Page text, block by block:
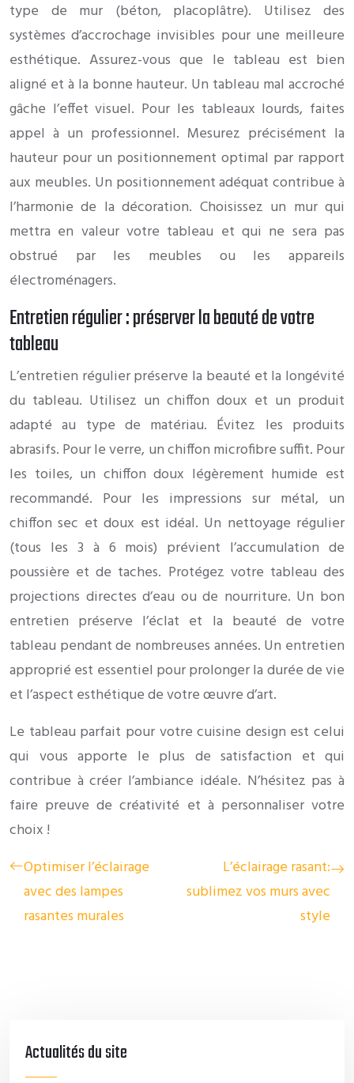
type de mur (béton, placoplâtre). Utilisez des
systèmes d’accrochage invisibles pour une meilleure
esthétique. Assurez-vous que le tableau est bien
aligné et à la bonne hauteur. Un tableau mal accroché
gâche l’effet visuel. Pour les tableaux lourds, faites
appel à un professionnel. Mesurez précisément la
hauteur pour un positionnement optimal par rapport
aux meubles. Un positionnement adéquat contribue à
l’harmonie de la décoration. Choisissez un mur qui
mettra en valeur votre tableau et qui ne sera pas
obstrué par les meubles ou les appareils
électroménagers.
Entretien régulier : préserver la beauté de votre
tableau
L’entretien régulier préserve la beauté et la longévité
du tableau. Utilisez un chiffon doux et un produit
adapté au type de matériau. Évitez les produits
abrasifs. Pour le verre, un chiffon microfibre suffit. Pour
les toiles, un chiffon doux légèrement humide est
recommandé. Pour les impressions sur métal, un
chiffon sec et doux est idéal. Un nettoyage régulier
(tous les 3 à 6 mois) prévient l’accumulation de
poussière et de taches. Protégez votre tableau des
projections directes d’eau ou de nourriture. Un bon
entretien préserve l’éclat et la beauté de votre
tableau pendant de nombreuses années. Un entretien
approprié est essentiel pour prolonger la durée de vie
et l’aspect esthétique de votre œuvre d’art.
Le tableau parfait pour votre cuisine design est celui
qui vous apporte le plus de satisfaction et qui
contribue à créer l’ambiance idéale. N’hésitez pas à
faire preuve de créativité et à personnaliser votre
choix !
Optimiser l’éclairage
avec des lampes
rasantes murales
L’éclairage rasant:
sublimez vos murs avec
style
Actualités du site